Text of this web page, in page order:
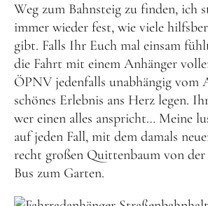
Weg zum Bahnsteig zu finden, ich
immer wieder fest, wie viele
gibt. Falls Ihr Euch mal einsam
die Fahrt mit einem Anhänger
ÖPNV jedenfalls unabhängig vom
schönes Erlebnis ans Herz legen.
wer einen alles anspricht… Meine
auf jeden Fall, mit dem damals
recht großen Quittenbaum von der
Bus zum Garten.